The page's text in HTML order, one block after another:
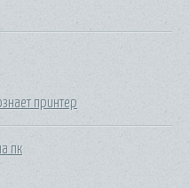
принтер
пк